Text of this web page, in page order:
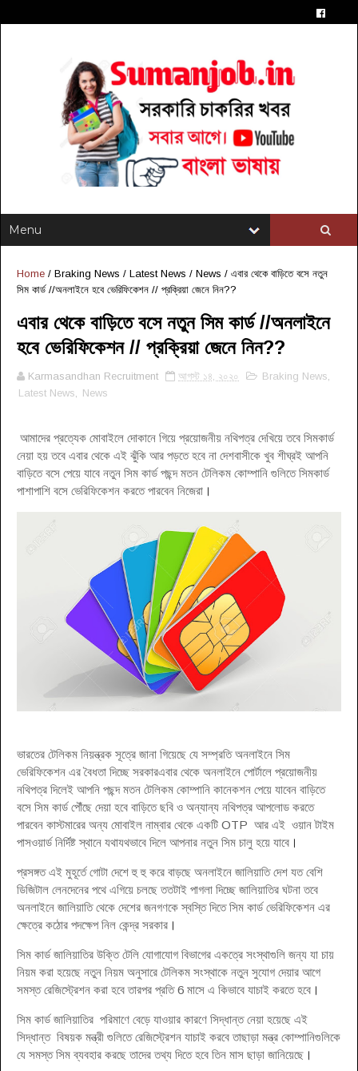
Home / Braking News / Latest News / News / এবার থেকে বাড়িতে বসে নতুন
সিম কার্ড //অনলাইনে হবে ভেরিফিকেশন // প্রক্রিয়া জেনে নিন??
এবার থেকে বাড়িতে বসে নতুন সিম কার্ড //অনলাইনে
হবে ভেরিফিকেশন // প্রক্রিয়া জেনে নিন??
Karmasandhan Recruitment আগস্ট ১৪, ২০২০ Braking News
Latest News
News
আমাদের প্রত্যেক মোবাইলে দোকানে গিয়ে প্রয়োজনীয় নথিপত্র দেখিয়ে তবে সিমকার্ড
নেয়া হয় তবে এবার থেকে এই ঝুঁকি আর পড়তে হবে না দেশবাসীকে খুব শীঘ্রই আপনি
বাড়িতে বসে পেয়ে যাবে নতুন সিম কার্ড পছন্দ মতন টেলিকম কোম্পানি গুলিতে সিমকার্ড
পাশাপাশি বসে ভেরিফিকেশন করতে পারবেন নিজেরা ।
ভারতের টেলিকম নিয়ন্ত্রক সূত্রে জানা গিয়েছে যে সম্প্রতি অনলাইনে সিম
ভেরিফিকেশন এর বৈধতা দিচ্ছে সরকারএবার থেকে অনলাইনে পোর্টালে প্রয়োজনীয়
নথিপত্র দিলেই আপনি পছন্দ মতন টেলিকম কোম্পানি কানেকশন পেয়ে যাবেন বাড়িতে
বসে সিম কার্ড পৌঁছে দেয়া হবে বাড়িতে ছবি ও অন্যান্য নথিপত্র আপলোড করতে
পারবেন কাস্টমারের অন্য মোবাইল নাম্বার থেকে একটি OTP আর এই ওয়ান টাইম
পাসওয়ার্ড নির্দিষ্ট স্থানে যথাযথভাবে দিলে আপনার নতুন সিম চালু হয়ে যাবে ।
প্রসঙ্গত এই মুহূর্তে গোটা দেশে হু হু করে বাড়ছে অনলাইনে জালিয়াতি দেশ যত বেশি
ডিজিটাল লেনদেনের পথে এগিয়ে চলছে ততটাই পাগলা দিচ্ছে জালিয়াতির ঘটনা তবে
অনলাইনে জালিয়াতি থেকে দেশের জনগণকে স্বস্তি দিতে সিম কার্ড ভেরিফিকেশন এর
ক্ষেত্রে কঠোর পদক্ষেপ নিল কেন্দ্র সরকার ।
সিম কার্ড জালিয়াতির উক্তি টেলি যোগাযোগ বিভাগের একত্রে সংস্থাগুলি জন্য যা চায়
নিয়ম করা হয়েছে নতুন নিয়ম অনুসারে টেলিকম সংস্থাকে নতুন সুযোগ দেয়ার আগে
সমস্ত রেজিস্ট্রেশন করা হবে তারপর প্রতি 6 মাসে এ কিভাবে যাচাই করতে হবে ।
সিম কার্ড জালিয়াতির পরিমাণে বেড়ে যাওয়ার কারণে সিদ্ধান্ত নেয়া হয়েছে এই
সিদ্ধান্ত বিষয়ক মন্ত্রী গুলিতে রেজিস্ট্রেশন যাচাই করবে তাছাড়া মন্ত্র কোম্পানিগুলিকে
যে সমস্ত সিম ব্যবহার করছে তাদের তথ্য দিতে হবে তিন মাস ছাড়া জানিয়েছে ।